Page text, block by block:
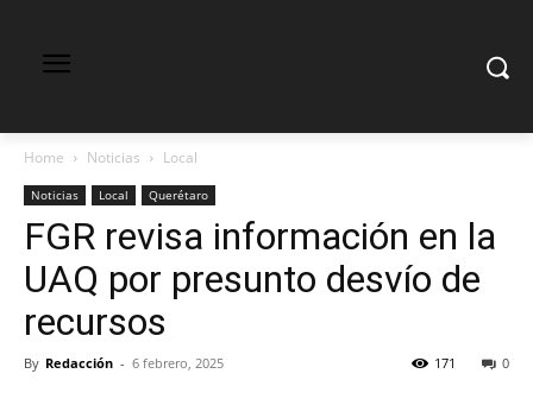
Home Noticias Local
Noticias Local Querétaro
FGR revisa información en la
UAQ por presunto desvío de
recursos
By Redacción - 6 febrero, 2025 0
171